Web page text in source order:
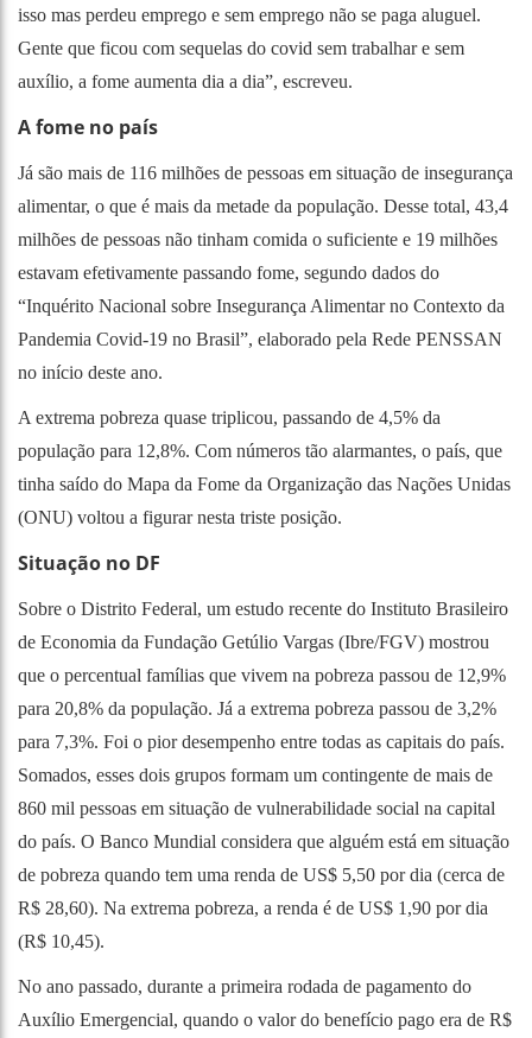
isso mas perdeu emprego e sem emprego não se paga aluguel.
Gente que ficou com sequelas do covid sem trabalhar e sem
auxílio, a fome aumenta dia a dia”, escreveu.
A fome no país
Já são mais de 116 milhões de pessoas em situação de insegurança
alimentar, o que é mais da metade da população. Desse total, 43,4
milhões de pessoas não tinham comida o suficiente e 19 milhões
estavam efetivamente passando fome, segundo dados do
“Inquérito Nacional sobre Insegurança Alimentar no Contexto da
Pandemia Covid-19 no Brasil”, elaborado pela Rede PENSSAN
no início deste ano.
A extrema pobreza quase triplicou, passando de 4,5% da
população para 12,8%. Com números tão alarmantes, o país, que
tinha saído do Mapa da Fome da Organização das Nações Unidas
(ONU) voltou a figurar nesta triste posição.
Situação no DF
Sobre o Distrito Federal, um estudo recente do Instituto Brasileiro
de Economia da Fundação Getúlio Vargas (Ibre/FGV) mostrou
que o percentual famílias que vivem na pobreza passou de 12,9%
para 20,8% da população. Já a extrema pobreza passou de 3,2%
para 7,3%. Foi o pior desempenho entre todas as capitais do país.
Somados, esses dois grupos formam um contingente de mais de
860 mil pessoas em situação de vulnerabilidade social na capital
do país. O Banco Mundial considera que alguém está em situação
de pobreza quando tem uma renda de US$ 5,50 por dia (cerca de
R$ 28,60). Na extrema pobreza, a renda é de US$ 1,90 por dia
(R$ 10,45).
No ano passado, durante a primeira rodada de pagamento do
Auxílio Emergencial, quando o valor do benefício pago era de R$